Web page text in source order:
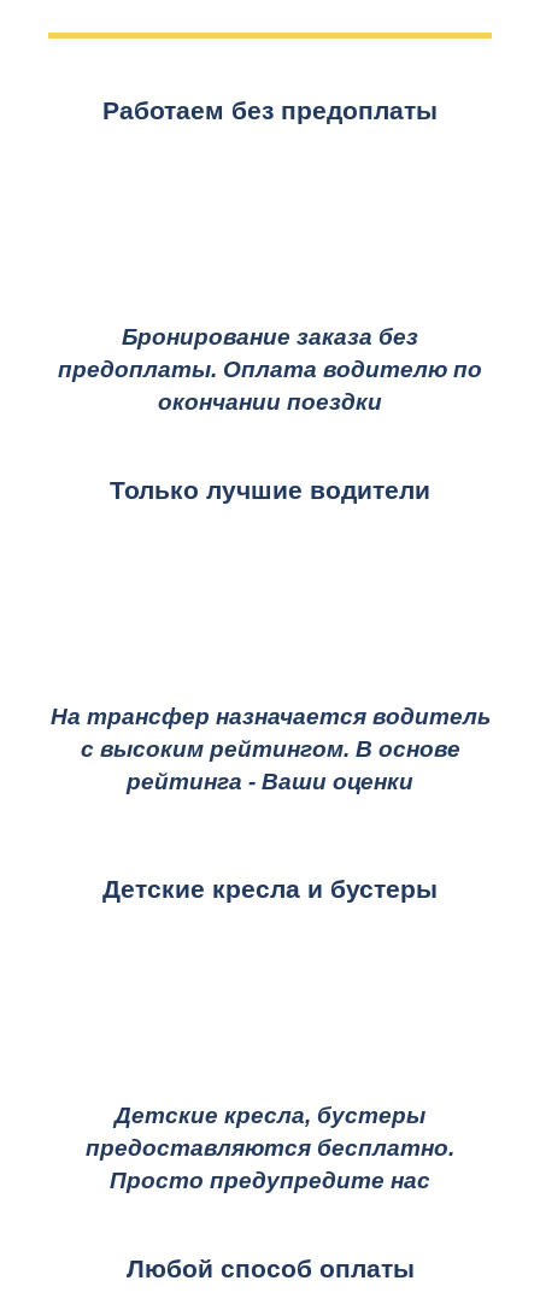
Работаем без предоплаты
Бронирование заказа без
предоплаты. Оплата водителю по
окончании поездки
Только лучшие водители
На трансфер назначается водитель
с высоким рейтингом. В основе
рейтинга - Ваши оценки
Детские кресла и бустеры
Детские кресла, бустеры
предоставляются бесплатно.
Просто предупредите нас
Любой способ оплаты